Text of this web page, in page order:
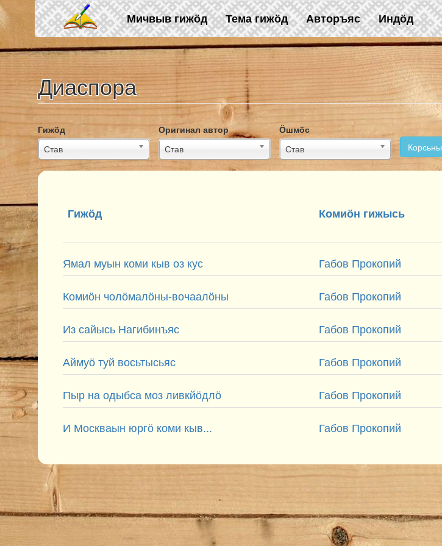
Skip to main content
Мичвыв гижӧд Тема гижӧд Авторъяс Индӧд
Диаспора
Гижӧд
Став
Оригинал автор
Став
Ӧшмӧс
Став
Корсьны
Гижӧд Комиӧн гижысь
Ямал муын коми кыв оз кус Габов Прокопий
Комиӧн чолӧмалӧны-вочаалӧны Габов Прокопий
Из сайысь Нагибинъяс Габов Прокопий
Аймуӧ туй восьтысьяс Габов Прокопий
Пыр на одыбса моз ливкйӧдлӧ Габов Прокопий
И Москваын юргӧ коми кыв... Габов Прокопий